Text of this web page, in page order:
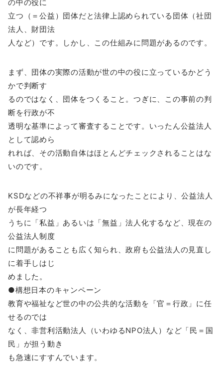
の中の役に
立つ（＝公益）団体だと法律上認められている団体（社団
法人、財団法
人など）です。しかし、この仕組みに問題があるのです。
まず、団体の実際の活動が世の中の役に立っているかどう
かで判断す
るのではなく、団体をつくること。つぎに、この事前の判
断を行政が不
透明な基準によって審査することです。いったん公益法人
として認めら
れれば、その活動自体はほとんどチェックされることはな
いのです。
KSDなどの不祥事が明るみになったことにより、公益法人
が長年経つ
うちに「私益」あるいは「無益」法人化するなど、現在の
公益法人制度
に問題があることも広く知られ、政府も公益法人の見直し
に着手しはじ
めました。
●構想日本のキャンペーン
教育や福祉など世の中の公共的な活動を「官＝行政」に任
せるのでは
なく、非営利活動法人（いわゆるNPO法人）など「民＝国
民」が担う動き
も急速にすすんでいます。